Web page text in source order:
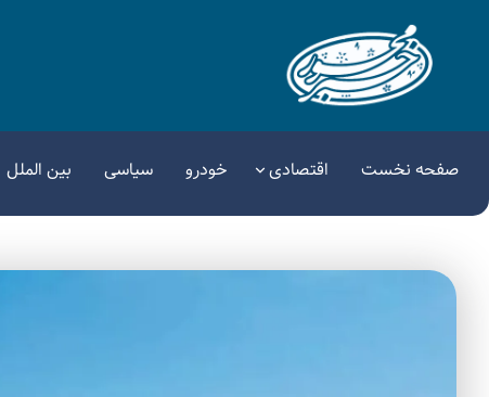
صفحه نخست اقتصادی خودرو سیاسی بین الملل